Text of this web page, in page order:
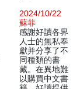
2024/10/22
蘇菲
感謝好讀各界
人士的無私奉
獻并分享了不
同種類的書
藏。在異地難
以購買中文書